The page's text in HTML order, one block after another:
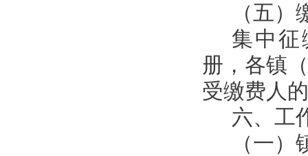
（五）
集中征
册，各镇
受缴费人
六、工
（一